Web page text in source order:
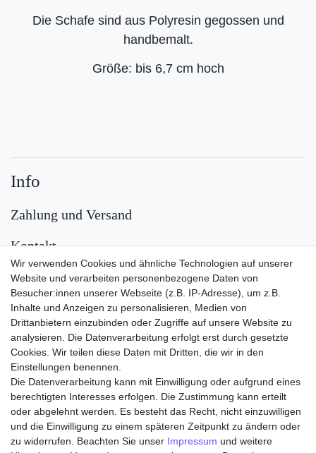
Die Schafe sind aus Polyresin gegossen und
handbemalt.
Größe: bis 6,7 cm hoch
Wir verwenden Cookies und ähnliche Technologien auf unserer
Website und verarbeiten personenbezogene Daten von
Besucher:innen unserer Webseite (z.B. IP-Adresse), um z.B.
Inhalte und Anzeigen zu personalisieren, Medien von
Drittanbietern einzubinden oder Zugriffe auf unsere Website zu
analysieren. Die Datenverarbeitung erfolgt erst durch gesetzte
Cookies. Wir teilen diese Daten mit Dritten, die wir in den
Einstellungen benennen.
Die Datenverarbeitung kann mit Einwilligung oder aufgrund eines
berechtigten Interesses erfolgen. Die Zustimmung kann erteilt
oder abgelehnt werden. Es besteht das Recht, nicht einzuwilligen
und die Einwilligung zu einem späteren Zeitpunkt zu ändern oder
zu widerrufen. Beachten Sie unser Impressum und weitere
Info
Zahlung und Versand
Kontakt
Versand
Zahlungsarten